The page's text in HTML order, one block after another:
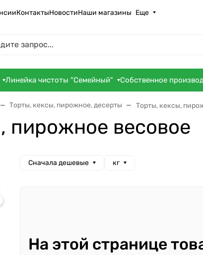
КонтактыНовостиНаши магазины Еще
Линейка чистоты "Семейный" Собственное
Торты, кексы, пирожное, десерты Торты, кексы,
пирожное весовое
Сначала дешевые кг
На этой странице